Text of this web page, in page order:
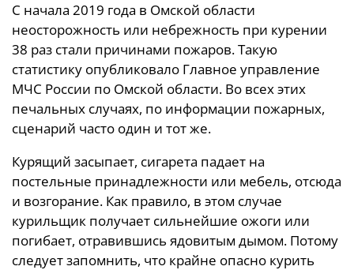
С начала 2019 года в Омской области
неосторожность или небрежность при курении
38 раз стали причинами пожаров. Такую
статистику опубликовало Главное управление
МЧС России по Омской области. Во всех этих
печальных случаях, по информации пожарных,
сценарий часто один и тот же.
Курящий засыпает, сигарета падает на
постельные принадлежности или мебель, отсюда
и возгорание. Как правило, в этом случае
курильщик получает сильнейшие ожоги или
погибает, отравившись ядовитым дымом. Потому
следует запомнить, что крайне опасно курить